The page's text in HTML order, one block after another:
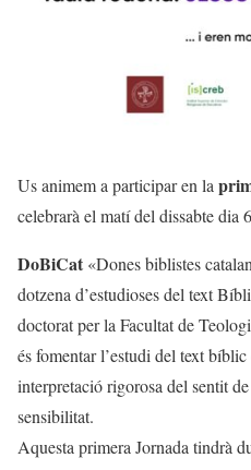
Us animem a participar en la
celebrarà el matí del dissabte dia
DoBiCat «Dones biblistes
dotzena d’estudioses del text
doctorat per la Facultat de
és fomentar l’estudi del text
interpretació rigorosa del sentit
sensibilitat.
Aquesta primera Jornada tindrà